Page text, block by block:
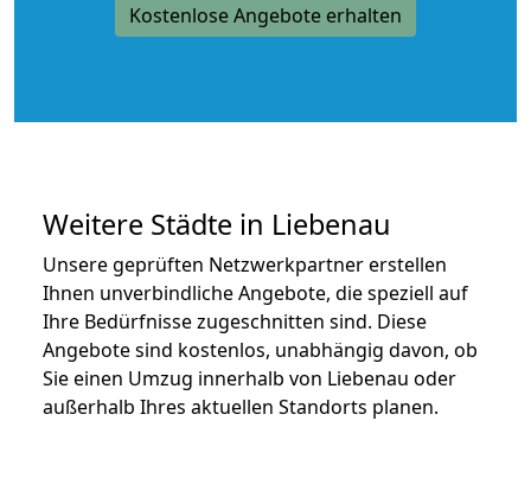
Kostenlose Angebote erhalten
Weitere Städte in Liebenau
Unsere geprüften Netzwerkpartner erstellen
Ihnen unverbindliche Angebote, die speziell auf
Ihre Bedürfnisse zugeschnitten sind. Diese
Angebote sind kostenlos, unabhängig davon, ob
Sie einen Umzug innerhalb von Liebenau oder
außerhalb Ihres aktuellen Standorts planen.